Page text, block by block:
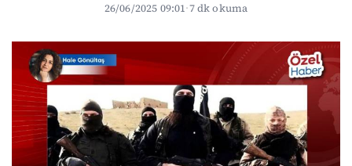
26/06/2025 09:01·7 dk okuma